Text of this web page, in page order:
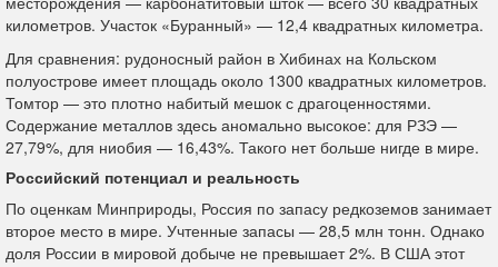
километров. Участок «Буранный» — 12,4 квадратных километра.
Для сравнения: рудоносный район в Хибинах на Кольском
полуострове имеет площадь около 1300 квадратных километров.
Томтор — это плотно набитый мешок с драгоценностями.
Содержание металлов здесь аномально высокое: для РЗЭ —
27,79%, для ниобия — 16,43%. Такого нет больше нигде в мире.
Российский потенциал и реальность
По оценкам Минприроды, Россия по запасу редкоземов занимает
второе место в мире. Учтенные запасы — 28,5 млн тонн. Однако
доля России в мировой добыче не превышает 2%. В США этот